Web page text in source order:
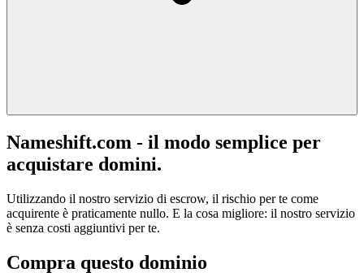
Nameshift.com - il modo semplice per
acquistare domini.
Utilizzando il nostro servizio di escrow, il rischio per te come
acquirente è praticamente nullo. E la cosa migliore: il nostro servizio
è senza costi aggiuntivi per te.
Compra questo dominio